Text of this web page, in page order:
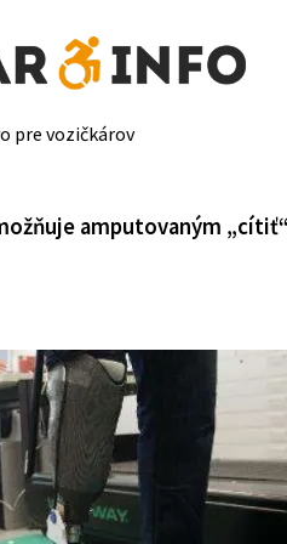
pre vozičkárov
amputovaným